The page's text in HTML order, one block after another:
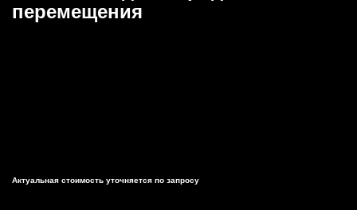
перемещения
Актуальная стоимость уточняется по запросу